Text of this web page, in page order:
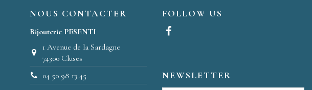
NOUS CONTACTER
Bijouterie PESENTI
1 Avenue de la Sardagne
74300 Cluses
04 50 98 13 45
FOLLOW US
NEWSLETTER